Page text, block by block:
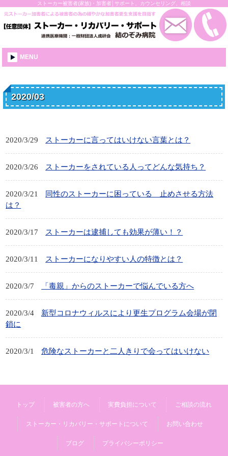
ストーカー被害者(家族)・加害者│サポート、カウンセリング、相談
MENU
2020/03
2020/3/29 ストーカーに言ってはいけない言葉とは？
2020/3/26 ストーカーをされている人ってどんな気持ち？
2020/3/21
同性のストーカーに困っている 止めさせる方法
は？
2020/3/17 ストーカーは逮捕しても効果が薄い！？
2020/3/11 ストーカーになりやすい人の特徴とは？
2020/3/7 「毒親」からのストーカーで悩んでいる方へ
2020/3/4
新型コロナウィルスにより更生プログラム会場が閉
鎖に
2020/3/1 危険なストーカーと二人きりで会ってはいけない
トップ 被害者の方へ 実費負担について ご相談の流れ
ストーカー・リカバリー・サポートについて お問い合わせ
ブログ プライバシーポリシー